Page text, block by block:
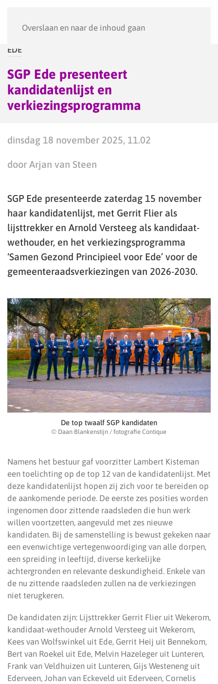
Overslaan en naar de inhoud gaan
EDE
SGP Ede presenteert
kandidatenlijst en
verkiezingsprogramma
dinsdag 18 november 2025, 11.02
door Arjan van Steen
SGP Ede presenteerde zaterdag 15 november
haar kandidatenlijst, met Gerrit Flier als
lijsttrekker en Arnold Versteeg als kandidaat-
wethouder, en het verkiezingsprogramma
‘Samen Gezond Principieel voor Ede’ voor de
gemeenteraadsverkiezingen van 2026-2030.
De top twaalf SGP kandidaten
© Daan Blankenstijn / fotografie Contique
Namens het bestuur gaf voorzitter Lambert Kisteman
een toelichting op de top 12 van de kandidatenlijst. Met
deze kandidatenlijst hopen zij zich voor te bereiden op
de aankomende periode. De eerste zes posities worden
ingenomen door zittende raadsleden die hun werk
willen voortzetten, aangevuld met zes nieuwe
kandidaten. Bij de samenstelling is bewust gekeken naar
een evenwichtige vertegenwoordiging van alle dorpen,
een spreiding in leeftijd, diverse kerkelijke
achtergronden en relevante deskundigheid. Enkele van
de nu zittende raadsleden zullen na de verkiezingen
niet terugkeren.
De kandidaten zijn: Lijsttrekker Gerrit Flier uit Wekerom,
kandidaat-wethouder Arnold Versteeg uit Wekerom,
Kees van Wolfswinkel uit Ede, Gerrit Heij uit Bennekom,
Bert van Roekel uit Ede, Melvin Hazeleger uit Lunteren,
Frank van Veldhuizen uit Lunteren, Gijs Westeneng uit
Ederveen, Johan van Eckeveld uit Ederveen, Cornelis